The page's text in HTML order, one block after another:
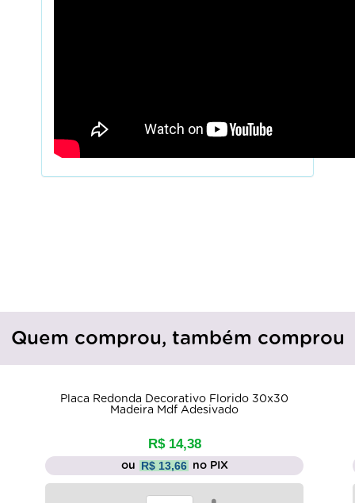
Quem comprou, também comprou
Florido 30x30
Kit 10 Quadros Decorativos Gamer
Madeira Mdf Adesivado
no PIX